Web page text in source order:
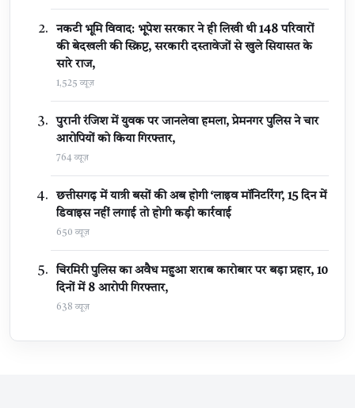
नकटी भूमि विवाद: भूपेश सरकार ने ही लिखी थी 148 परिवारों
की बेदखली की स्क्रिप्ट, सरकारी दस्तावेजों से खुले सियासत के
सारे राज,
1,525 व्यूज़
पुरानी रंजिश में युवक पर जानलेवा हमला, प्रेमनगर पुलिस ने चार
आरोपियों को किया गिरफ्तार,
764 व्यूज़
छत्तीसगढ़ में यात्री बसों की अब होगी ‘लाइव मॉनिटरिंग’, 15 दिन में
डिवाइस नहीं लगाई तो होगी कड़ी कार्रवाई
650 व्यूज़
चिरमिरी पुलिस का अवैध महुआ शराब कारोबार पर बड़ा प्रहार, 10
दिनों में 8 आरोपी गिरफ्तार,
638 व्यूज़